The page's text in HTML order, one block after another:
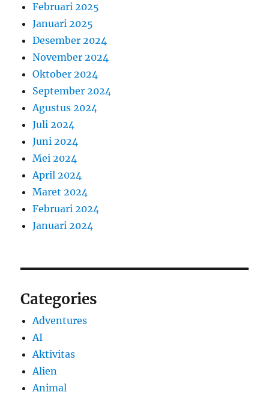
Februari 2025
Januari 2025
Desember 2024
November 2024
Oktober 2024
September 2024
Agustus 2024
Juli 2024
Juni 2024
Mei 2024
April 2024
Maret 2024
Februari 2024
Januari 2024
Categories
Adventures
AI
Aktivitas
Alien
Animal